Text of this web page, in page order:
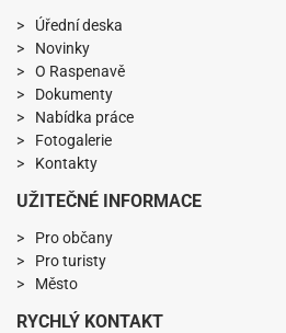
Úřední deska
Novinky
O Raspenavě
Dokumenty
Nabídka práce
Fotogalerie
Kontakty
UŽITEČNÉ INFORMACE
Pro občany
Pro turisty
Město
RYCHLÝ KONTAKT